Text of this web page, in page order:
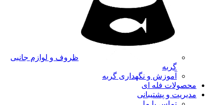
ظروف و لوازم جانبی
گربه
آموزش و نگهداری گربه
محصولات فله ای
مدیریت و پشتیبانی